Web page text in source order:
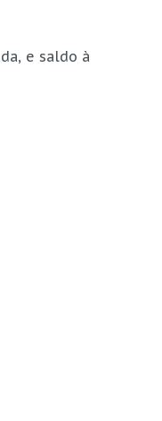
e saldo à